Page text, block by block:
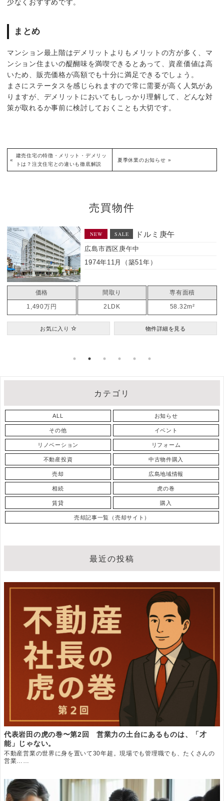
少なくおすすめです。
まとめ
マンション最上階はデメリットよりもメリットの方が多く、マ
ンション住まいの醍醐味を満喫できるとあって、資産価値は高
いため、販売価格が高額でも十分に満足できるでしょう。
まさにステータスを感じられますので常に需要が高く人気があ
りますが、デメリットにおいてもしっかり理解して、どんな対
策が取れるか事前に検討しておくことも大切です。
«
建売住宅の特徴・メリット・デメリッ
トは？注文住宅との違いも徹底解説
夏季休業のお知らせ »
売買物件
NEW SALE ドルミ庚午
広島市西区庚午中
1974年11月（築51年）
価格
1,490万円
間取り
2LDK
専有面積
58.32m²
お気に入り 物件詳細を見る
カテゴリ
ALL お知らせ
その他 イベント
リノベーション リフォーム
不動産投資 中古物件購入
売却 広島地域情報
相続 虎の巻
賃貸 購入
売却記事一覧（売却サイト）
最近の投稿
代表岩田の虎の巻〜第2回 営業力の土台にあるものは、「才
能」じゃない。
不動産営業の世界に身を置いて30年超。現場でも管理職でも、たくさんの
営業……